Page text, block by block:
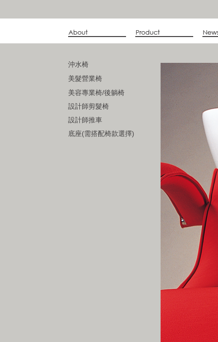
沖水椅
美髮營業椅
美容專業椅/後躺椅
設計師剪髮椅
設計師推車
底座(需搭配椅款選擇)